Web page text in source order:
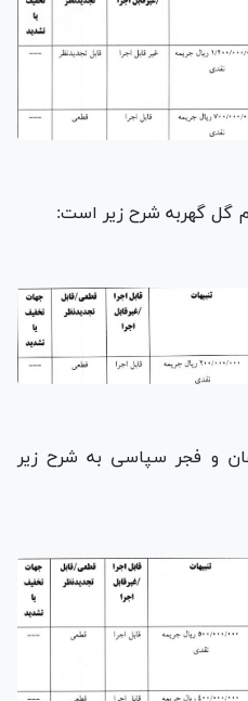
گل گهربه شرح زیر است:
و فجر سپاسی به شرح زیر